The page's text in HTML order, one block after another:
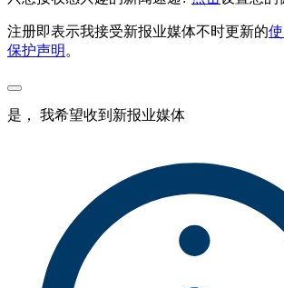
注册即表示我接受新报业媒体不时更新的
保护声明 。
是， 我希望收到新报业媒体